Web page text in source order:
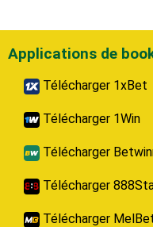
Applications de
Télécharger 1xBet
Télécharger 1Win
Télécharger
Télécharger
Télécharger